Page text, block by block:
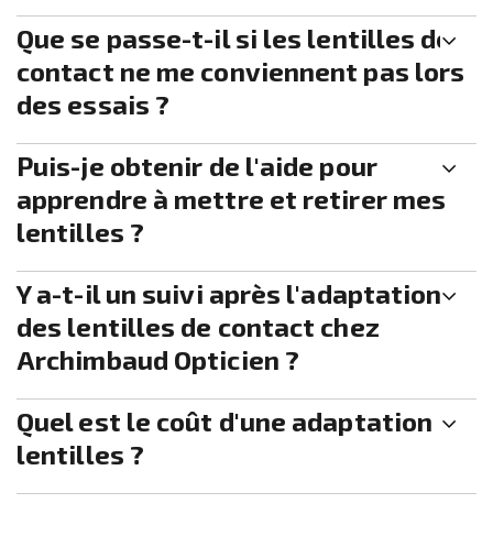
Que se passe-t-il si les lentilles de
contact ne me conviennent pas lors
des essais ?
Puis-je obtenir de l'aide pour
apprendre à mettre et retirer mes
lentilles ?
Y a-t-il un suivi après l'adaptation
des lentilles de contact chez
Archimbaud Opticien ?
Quel est le coût d'une adaptation
lentilles ?